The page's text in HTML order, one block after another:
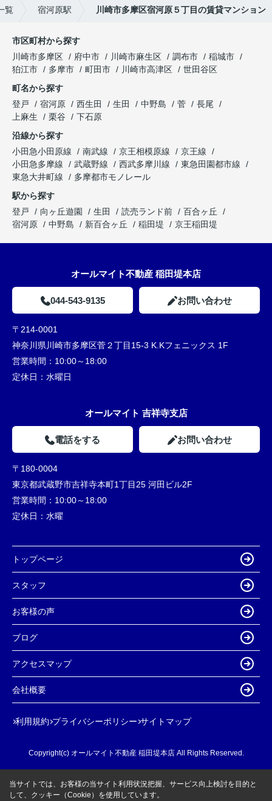
覧 宿河原駅 川崎市多摩区宿河原５丁目の賃貸マンション
市区町村から探す
川崎市多摩区
府中市 川崎市麻生区 調布市
稲城市
狛江市
多摩市 町田市 川崎市高津区
世田谷区
町名から探す
登戸
宿河原 西生田 生田 中野島 菅
長尾
上麻生
栗谷
下石原
沿線から探す
小田急小田原線
南武線 京王相模原線
京王線
小田急多摩線
武蔵野線 西武多摩川線
東急田園都市線
東急大井町線
多摩都市モノレール
駅から探す
登戸
向ヶ丘遊園 生田 読売ランド前
百合ヶ丘
宿河原
中野島 新百合ヶ丘 稲田堤 京王稲田堤
オールマイト不動産 稲田堤本店
044-543-9135 お問い合わせ
〒214-0001
神奈川県川崎市多摩区菅２丁目15-3 K.Kフェニックス 1F
営業時間： 10:00～18:00
定休日： 水曜日
オールマイト 吉祥寺支店
電話をする お問い合わせ
〒180-0004
東京都武蔵野市吉祥寺本町1丁目25 河田ビル2F
営業時間： 10:00～18:00
定休日： 水曜
トップページ
スタッフ
お客様の声
ブログ
アクセスマップ
会社概要
利用規約 プライバシーポリシー サイトマップ
Copyright(c) オールマイト不動産 稲田堤本店 All Rights Reserved.
当サイトでは、お客様の当サイト利用状況把握、サービス向上検討を目的と
して、クッキー（Cookie）を使用しています。